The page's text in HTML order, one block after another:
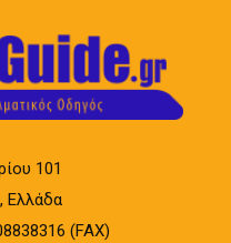
101
Ελλάδα
(FAX)